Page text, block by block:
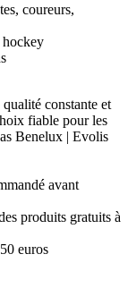
coureurs,
constante et
fiable pour les
Benelux | Evolis
avant
produits gratuits à
euros